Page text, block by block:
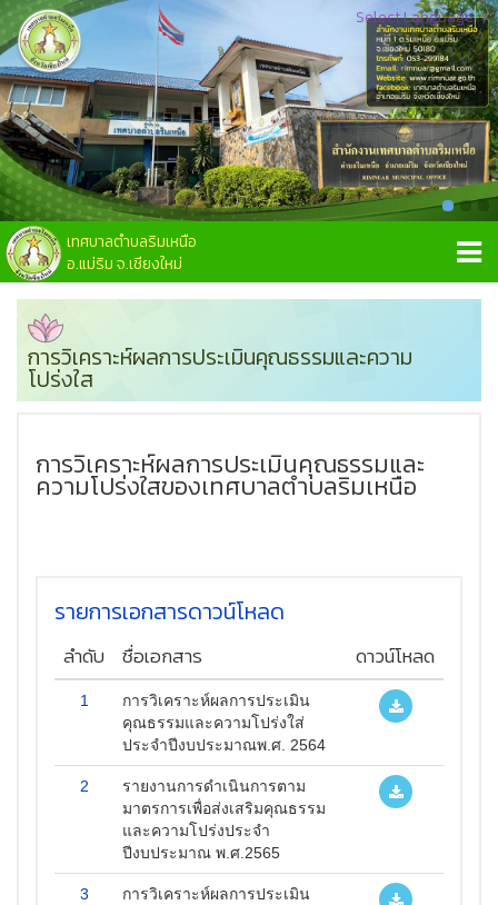
เทศบาลตำบลริมเหนือ
อ.แม่ริม จ.เชียงใหม่
Select Language▼
การวิเคราะห์ผลการประเมินคุณธรรมและความ
โปร่งใส
การวิเคราะห์ผลการประเมินคุณธรรมและ
ความโปร่งใสของเทศบาลตำบลริมเหนือ
รายการเอกสารดาวน์โหลด
ลำดับ ชื่อเอกสาร ดาวน์โหลด
1
การวิเคราะห์ผลการประเมิน
คุณธรรมและความโปร่งใส่
ประจำปีงบประมาณพ.ศ. 2564
2
รายงานการดำเนินการตาม
มาตรการเพื่อส่งเสริมคุณธรรม
และความโปร่งประจำ
ปีงบประมาณ พ.ศ.2565
3
การวิเคราะห์ผลการประเมิน